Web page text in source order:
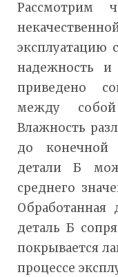
Рассмотрим
эксплуатацию
надежность и
приведено
между
Влажность
до конечной
детали Б
среднего
Обработанная
деталь Б
покрывается
процессе